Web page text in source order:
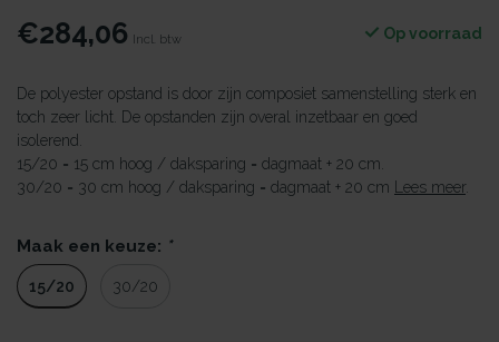
€284,06 Incl. btw Op voorraad
De polyester opstand is door zijn composiet samenstelling sterk en
toch zeer licht. De opstanden zijn overal inzetbaar en goed
isolerend.
15/20 = 15 cm hoog / daksparing = dagmaat + 20 cm.
30/20 = 30 cm hoog / daksparing = dagmaat + 20 cm
Lees meer.
Maak een keuze: *
15/20 30/20